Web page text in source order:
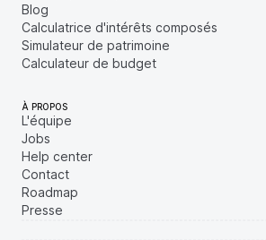
Blog
Calculatrice d'intérêts composés
Simulateur de patrimoine
Calculateur de budget
À PROPOS
L'équipe
Jobs
Help center
Contact
Roadmap
Presse